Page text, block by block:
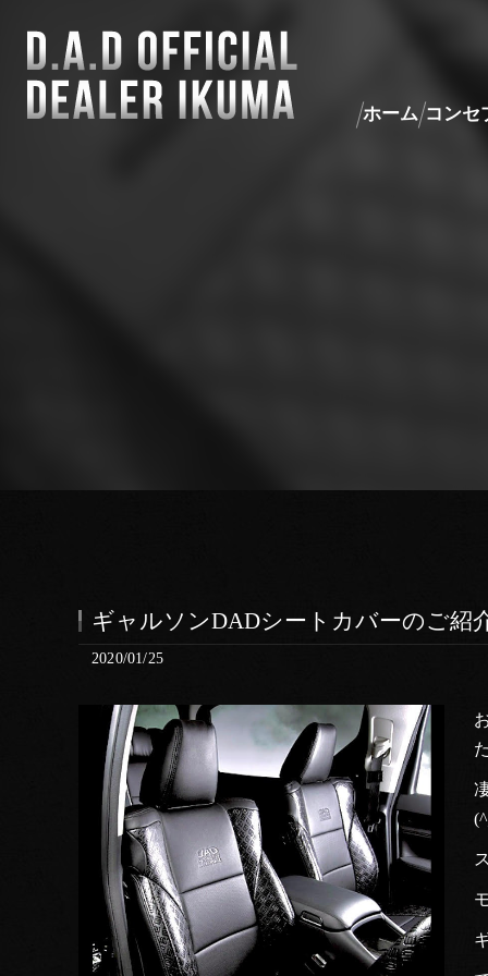
ホーム コンセ
ギャルソンDADシートカバーのご紹
2020/01/25